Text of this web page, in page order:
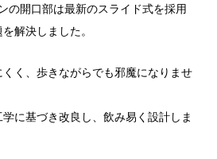
の開口部は最新のスライド式を採用
解決しました。
く、歩きながらでも邪魔になりませ
に基づき改良し、飲み易く設計しま